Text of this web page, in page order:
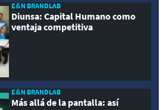
E&N BRANDLAB
Diunsa: Capital Humano como
ventaja competitiva
E&N BRANDLAB
Más allá de la pantalla: así